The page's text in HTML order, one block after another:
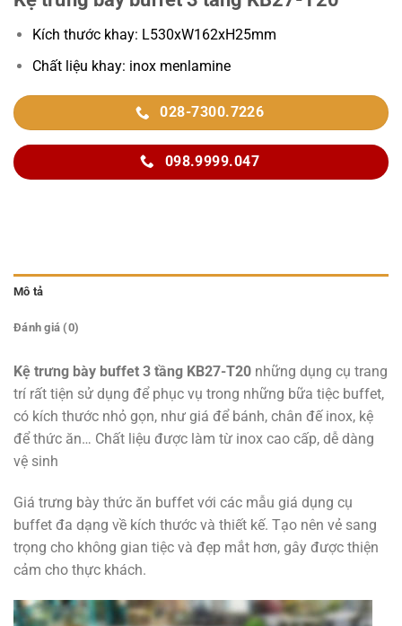
Kích thước khay: L530xW162xH25mm
Chất liệu khay: inox menlamine
028-7300.7226
098.9999.047
Mô tả
Đánh giá (0)
Kệ trưng bày buffet 3 tầng KB27-T20 những dụng cụ trang
trí rất tiện sử dụng để phục vụ trong những bữa tiệc buffet,
có kích thước nhỏ gọn, như giá để bánh, chân đế inox, kệ
để thức ăn… Chất liệu được làm từ inox cao cấp, dễ dàng
vệ sinh
Giá trưng bày thức ăn buffet với các mẫu giá dụng cụ
buffet đa dạng về kích thước và thiết kế. Tạo nên vẻ sang
trọng cho không gian tiệc và đẹp mắt hơn, gây được thiện
cảm cho thực khách.